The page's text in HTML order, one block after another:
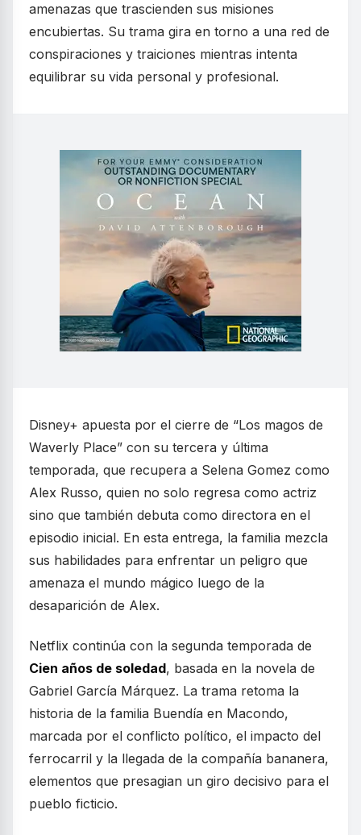
amenazas que trascienden sus misiones
encubiertas. Su trama gira en torno a una red de
conspiraciones y traiciones mientras intenta
equilibrar su vida personal y profesional.
Disney+ apuesta por el cierre de “Los magos de
Waverly Place” con su tercera y última
temporada, que recupera a Selena Gomez como
Alex Russo, quien no solo regresa como actriz
sino que también debuta como directora en el
episodio inicial. En esta entrega, la familia mezcla
sus habilidades para enfrentar un peligro que
amenaza el mundo mágico luego de la
desaparición de Alex.
Netflix continúa con la segunda temporada de
Cien años de soledad, basada en la novela de
Gabriel García Márquez. La trama retoma la
historia de la familia Buendía en Macondo,
marcada por el conflicto político, el impacto del
ferrocarril y la llegada de la compañía bananera,
elementos que presagian un giro decisivo para el
pueblo ficticio.